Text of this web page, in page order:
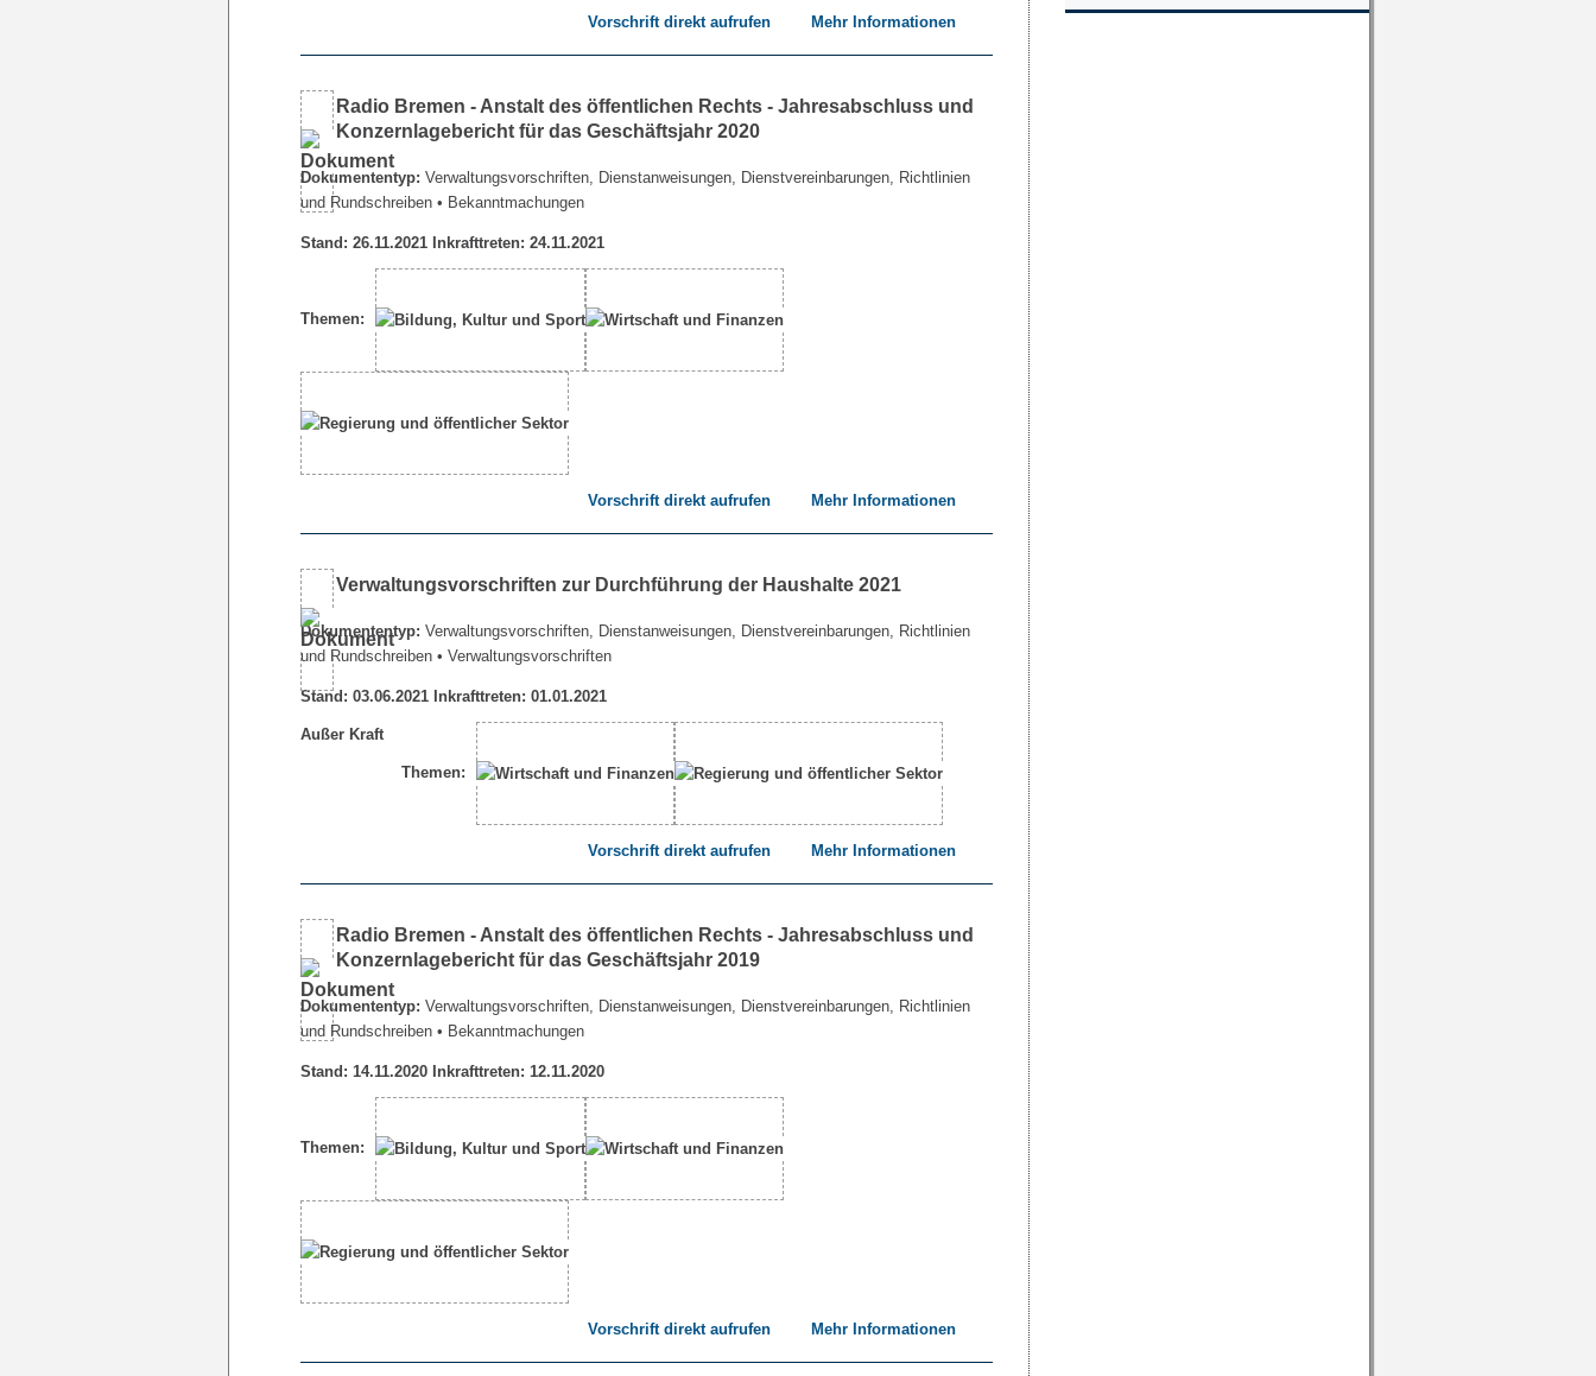
Vorschrift direkt aufrufen Mehr Informationen
Radio Bremen - Anstalt des öffentlichen Rechts - Jahresabschluss und
Konzernlagebericht für das Geschäftsjahr 2020
Dokumententyp: Verwaltungsvorschriften, Dienstanweisungen, Dienstvereinbarungen, Richtlinien
und Rundschreiben • Bekanntmachungen
Stand: 26.11.2021 Inkrafttreten: 24.11.2021
Themen:
Vorschrift direkt aufrufen Mehr Informationen
Verwaltungsvorschriften zur Durchführung der Haushalte 2021
Dokumententyp: Verwaltungsvorschriften, Dienstanweisungen, Dienstvereinbarungen, Richtlinien
und Rundschreiben • Verwaltungsvorschriften
Stand: 03.06.2021 Inkrafttreten: 01.01.2021
Außer Kraft
Themen:
Vorschrift direkt aufrufen Mehr Informationen
Radio Bremen - Anstalt des öffentlichen Rechts - Jahresabschluss und
Konzernlagebericht für das Geschäftsjahr 2019
Dokumententyp: Verwaltungsvorschriften, Dienstanweisungen, Dienstvereinbarungen, Richtlinien
und Rundschreiben • Bekanntmachungen
Stand: 14.11.2020 Inkrafttreten: 12.11.2020
Themen:
Vorschrift direkt aufrufen Mehr Informationen